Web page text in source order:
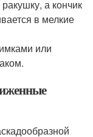
а кончик
в мелкие
или